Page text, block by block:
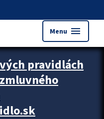
Menu menu
pravidlách